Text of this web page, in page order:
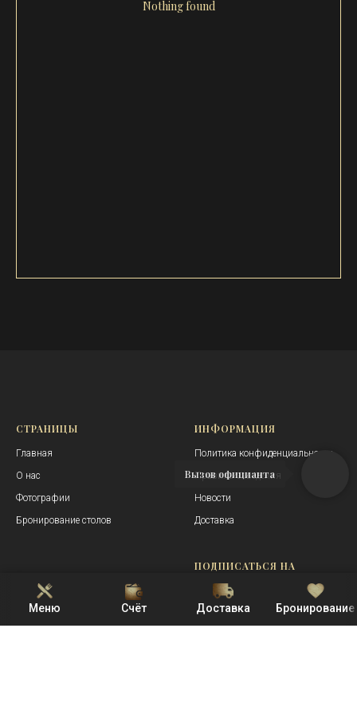
Вызов официанта
Меню Счёт Доставка Бронирование
Nothing found
СТРАНИЦЫ
Главная
О нас
Фотографии
Бронирование столов
ИНФОРМАЦИЯ
Политика конфиденциальности
Правила заведения
Новости
Доставка
ПОДПИСАТЬСЯ НА